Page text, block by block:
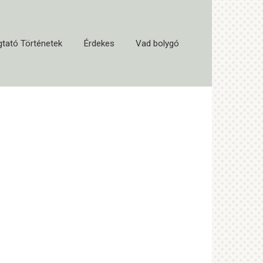
Történetek Érdekes Vad bolygó